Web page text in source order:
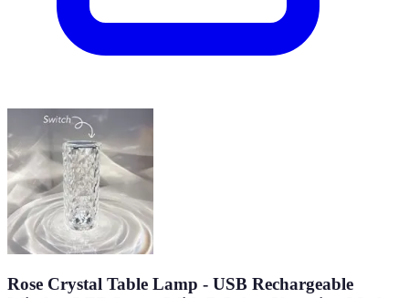
Rose Crystal Table Lamp - USB Rechargeable